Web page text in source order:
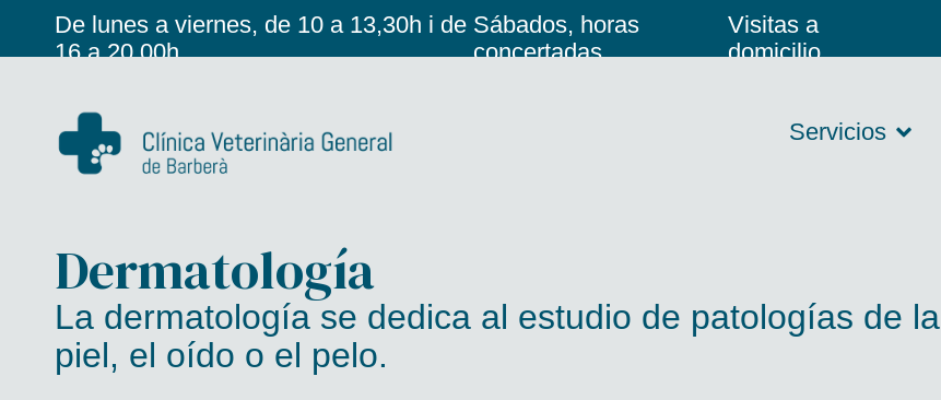
De lunes a viernes, de 10 a 13,30h i de
16 a 20,00h
Sábados, horas
concertadas
Visitas a
domicilio
Servicios
Dermatología
La dermatología se dedica al estudio de patologías de la
piel, el oído o el pelo.